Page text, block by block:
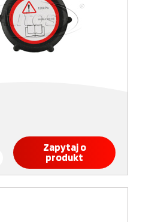
Zapytaj o
produkt